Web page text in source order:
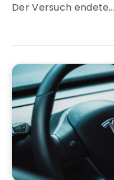
Der Versuch endete…